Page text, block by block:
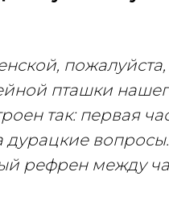
пожалуйста,
пташки
так: первая
дурацкие
рефрен между